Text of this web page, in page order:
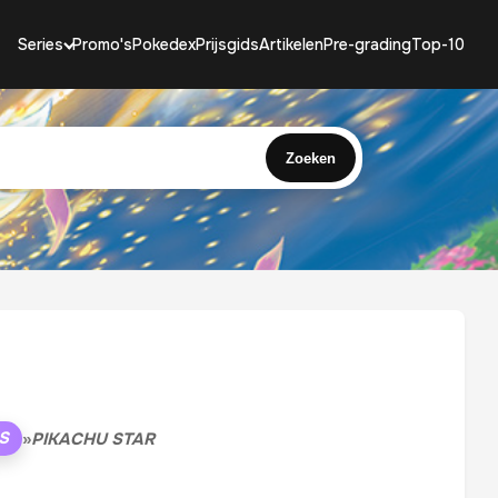
Series Promo'sPokedexPrijsgidsArtikelenPre-gradingTop-10
Zoeken
»PIKACHU STAR